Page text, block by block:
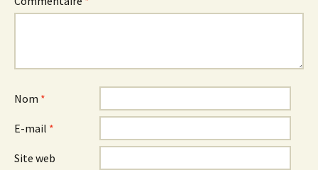
Nom *
E-mail *
Site web